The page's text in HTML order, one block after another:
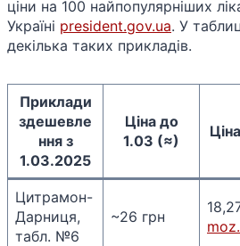
ціни на 100 найпопулярніших
Україні​ president.gov.ua. У
декілька таких прикладів.
Приклади
здешевле
ння з
1.03.2025
Ціна до
1.03 (≈)
Цитрамон-
Дарниця,
табл. №6
~26 грн